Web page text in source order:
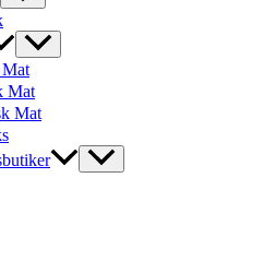
Mat
Mat
Mat